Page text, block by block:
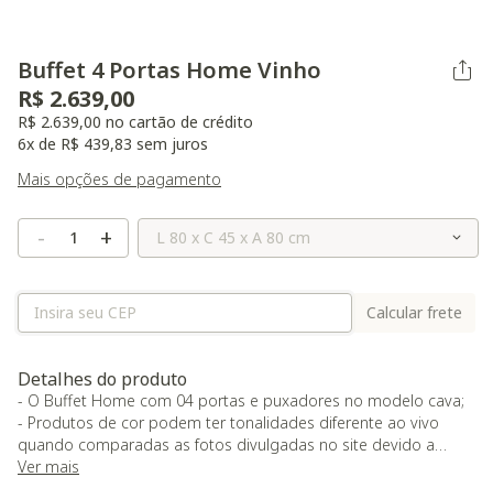
Buffet 4 Portas Home Vinho
R$ 2.639,00
R$ 2.639,00 no cartão de crédito
6x de R$ 439,83 sem juros
Mais opções de pagamento
- + Selecione o Tamanho
Calcular frete
Detalhes do produto
- O Buffet Home com 04 portas e puxadores no modelo cava;
- Produtos de cor podem ter tonalidades diferente ao vivo
quando comparadas as fotos divulgadas no site devido a
diferentes configurações dos monitores a iluminação, foco da
Ver mais